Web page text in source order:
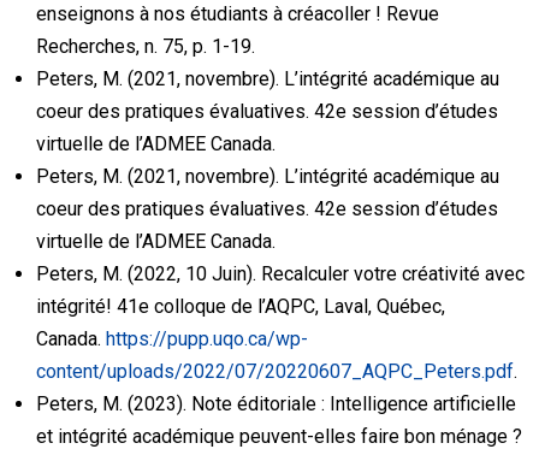
enseignons à nos étudiants à créacoller ! Revue
Recherches, n. 75, p. 1-19.
Peters, M. (2021, novembre). L’intégrité académique au
coeur des pratiques évaluatives. 42e session d’études
virtuelle de l’ADMEE Canada.
Peters, M. (2021, novembre). L’intégrité académique au
coeur des pratiques évaluatives. 42e session d’études
virtuelle de l’ADMEE Canada.
Peters, M. (2022, 10 Juin). Recalculer votre créativité avec
intégrité! 41e colloque de l’AQPC, Laval, Québec,
Canada. https://pupp.uqo.ca/wp-
content/uploads/2022/07/20220607_AQPC_Peters.pdf.
Peters, M. (2023). Note éditoriale : Intelligence artificielle
et intégrité académique peuvent-elles faire bon ménage ?